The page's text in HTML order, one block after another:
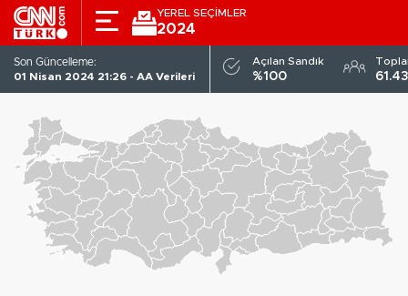
YEREL SEÇİMLER
2024
Son Güncelleme:
01 Nisan 2024 21:26 - AA Verileri
Açılan Sandık
%100
TÜRKIYE GENELI ADAYLAR PARTILER
DSP